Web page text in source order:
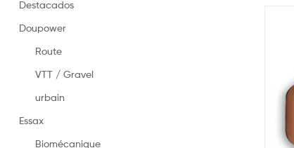
en
–
fabriquées
en
Destacados
Doupower
Route
VTT / Gravel
urbain
Essax
Biomécanique